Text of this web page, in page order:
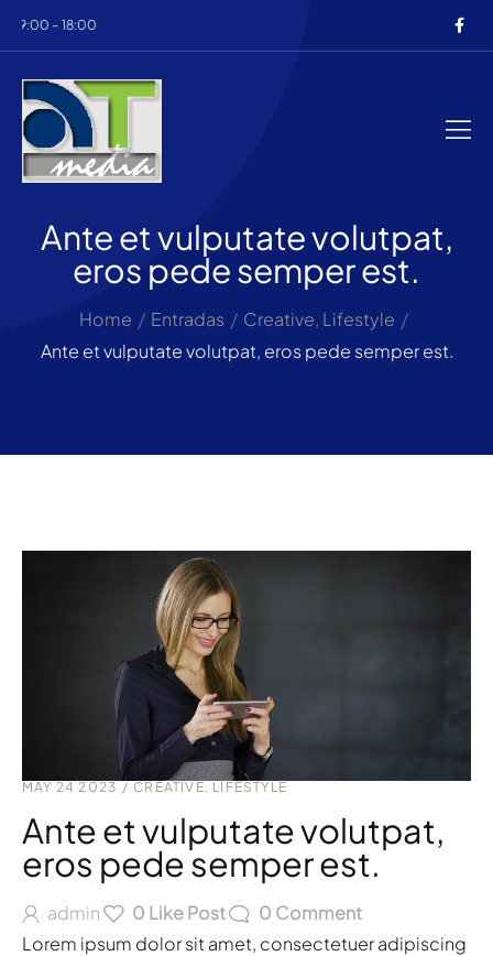
9:00 – 18:00
Ante et vulputate volutpat,
eros pede semper est.
Home / Entradas / Creative, Lifestyle /
Ante et vulputate volutpat, eros pede semper est.
MAY 24 2023 / CREATIVE, LIFESTYLE
Ante et vulputate volutpat,
eros pede semper est.
admin 0 Like Post 0 Comment
Lorem ipsum dolor sit amet, consectetuer adipiscing